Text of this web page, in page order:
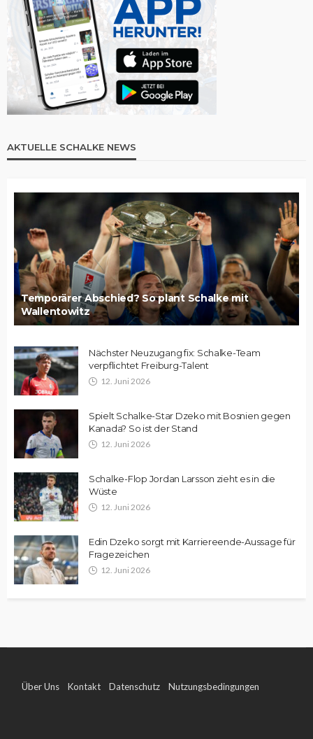
AKTUELLE SCHALKE NEWS
Temporärer Abschied? So plant Schalke mit
Wallentowitz
Nächster Neuzugang fix: Schalke-Team
verpflichtet Freiburg-Talent
12. Juni 2026
Spielt Schalke-Star Dzeko mit Bosnien gegen
Kanada? So ist der Stand
12. Juni 2026
Schalke-Flop Jordan Larsson zieht es in die
Wüste
12. Juni 2026
Edin Dzeko sorgt mit Karriereende-Aussage für
Fragezeichen
12. Juni 2026
Über Uns Kontakt Datenschutz Nutzungsbedingungen